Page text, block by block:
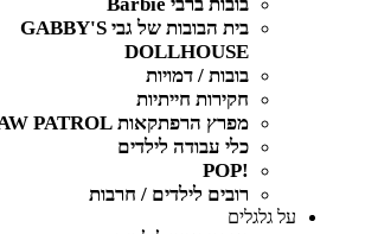
בית הבובות של גבי GABBY'S
DOLLHOUSE
בובות / דמויות
חקירות חייתיות
מפרץ הרפתקאות PAW PATROL
כלי עבודה לילדים
!POP
רובים לילדים / חרבות
על גלגלים